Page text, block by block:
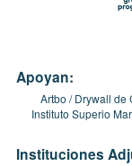
Apoyan:
Artbo Drywall de
Instituto Superio
Instituciones